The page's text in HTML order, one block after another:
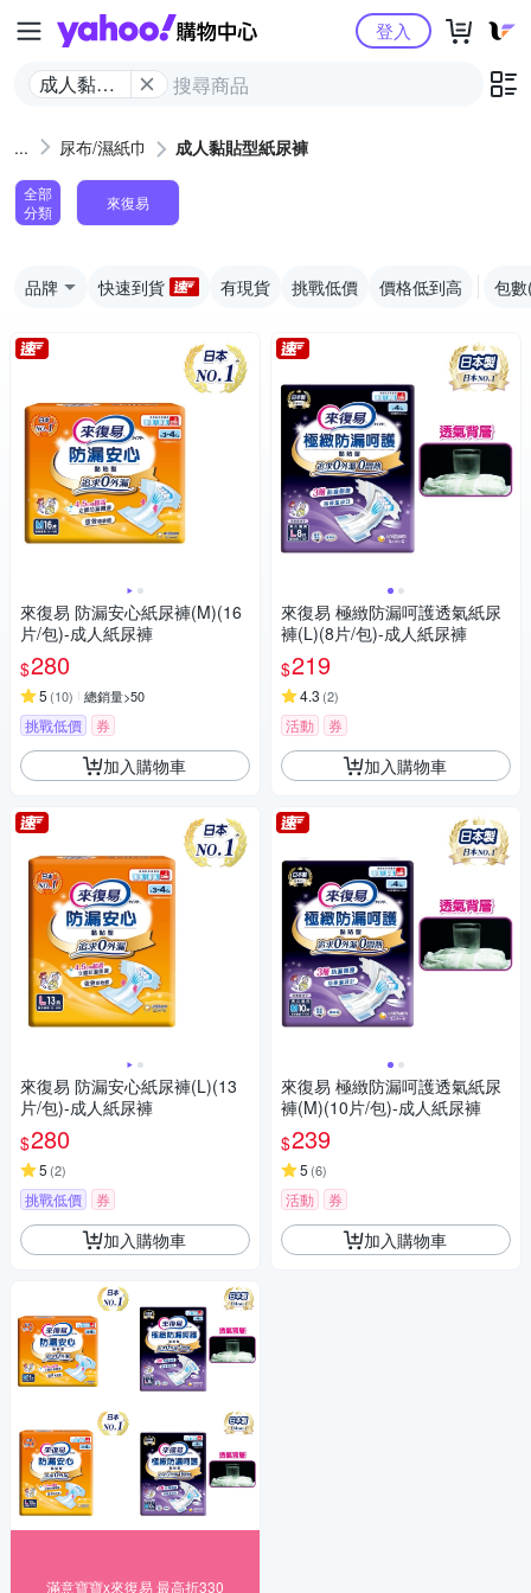
Yahoo購物中心
成人黏貼
登入
尿布/濕紙巾 成人黏貼型紙尿褲
全部
分類
來復易
品牌 快速到貨 有現貨 挑戰低價 價格低到高 包
來復易 防漏安心紙尿褲(M)(16
片/包)-成人紙尿褲
$280
5 (10) 總銷量>50
挑戰低價 券
加入購物車
來復易 防漏安心紙尿褲(L)(13
片/包)-成人紙尿褲
$280
5 (2)
挑戰低價 券
加入購物車
滿意寶寶x來復易 最高折330
來復易 極緻防漏呵護透氣紙尿
褲(L)(8片/包)-成人紙尿褲
$219
4.3 (2)
活動 券
加入購物車
來復易 極緻防漏呵護透氣紙尿
褲(M)(10片/包)-成人紙尿褲
$239
5 (6)
活動 券
加入購物車